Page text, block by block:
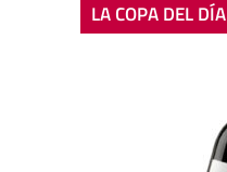
LA COPA DEL DÍA